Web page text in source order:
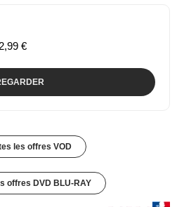
€
les offres VOD
offres DVD BLU-RAY